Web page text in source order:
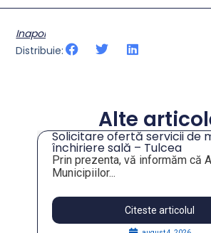
Inapoi
Distribuie:
Alte
Solicitare ofertă servicii de
închiriere sală – Tulcea
Prin prezenta, vă informăm că
Municipiilor...
Citeste articolul